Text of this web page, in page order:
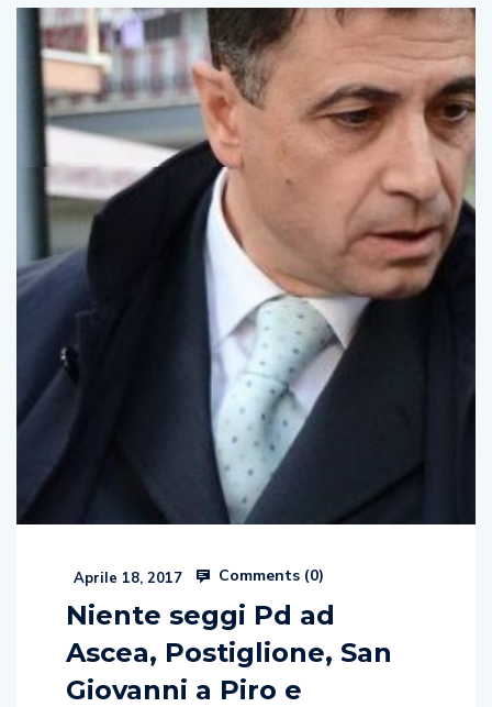
Aprile 18, 2017 Comments (0)
Niente seggi Pd ad
Ascea, Postiglione, San
Giovanni a Piro e